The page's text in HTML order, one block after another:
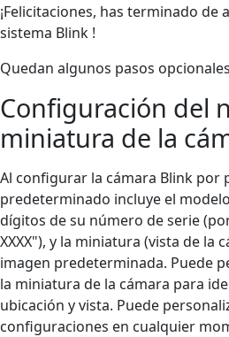
¡Felicitaciones, has terminado
sistema Blink !
Quedan algunos pasos
Configuración del
miniatura de la
Al configurar la cámara Blink por
predeterminado incluye el
dígitos de su número de serie
XXXX"), y la miniatura (vista de la
imagen predeterminada. Puede
la miniatura de la cámara para
ubicación y vista. Puede
configuraciones en cualquier